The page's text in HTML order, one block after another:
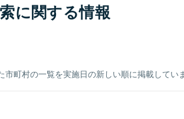
に関する情報
市町村の一覧を実施日の新しい順に掲載してい